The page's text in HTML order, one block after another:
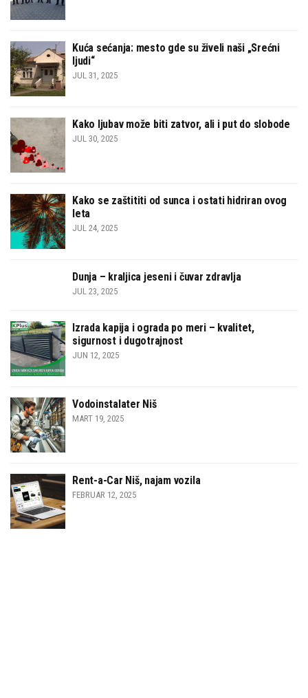
Kuća sećanja: mesto gde su živeli naši „Srećni
ljudi“
JUL 31, 2025
Kako ljubav može biti zatvor, ali i put do slobode
JUL 30, 2025
Kako se zaštititi od sunca i ostati hidriran ovog
leta
JUL 24, 2025
Dunja – kraljica jeseni i čuvar zdravlja
JUL 23, 2025
Izrada kapija i ograda po meri – kvalitet,
sigurnost i dugotrajnost
JUN 12, 2025
Vodoinstalater Niš
MART 19, 2025
Rent-a-Car Niš, najam vozila
FEBRUAR 12, 2025